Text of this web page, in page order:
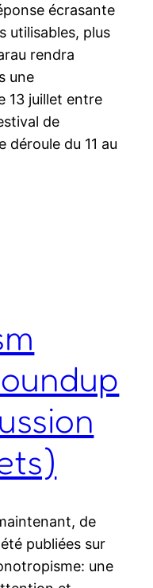
écrasante
utilisables, plus
rendra
une
13 juillet entre
de
déroule du 11 au
de
publiées sur
une